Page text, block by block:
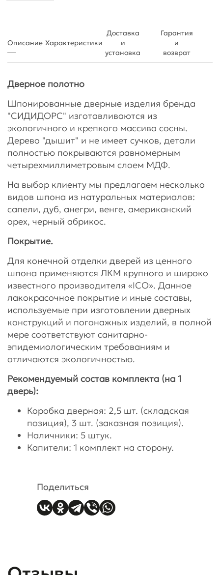
Описание Характеристики
Доставка
и
установка
Гарантия
и
возврат
Дверное полотно
Шпонированные дверные изделия бренда
"СИДИДОРС" изготавливаются из
экологичного и крепкого массива сосны.
Дерево "дышит" и не имеет сучков, детали
полностью покрываются равномерным
четырехмиллиметровым слоем МДФ.
На выбор клиенту мы предлагаем несколько
видов шпона из натуральных материалов:
сапели, дуб, анегри, венге, американский
орех, черный абрикос.
Покрытие.
Для конечной отделки дверей из ценного
шпона применяются ЛКМ крупного и широко
известного производителя «ICO». Данное
лакокрасочное покрытие и иные составы,
используемые при изготовлении дверных
конструкций и погонажных изделий, в полной
мере соответствуют санитарно-
эпидемиологическим требованиям и
отличаются экологичностью.
Рекомендуемый состав комплекта (на 1
дверь):
Коробка дверная: 2,5 шт. (складская
позиция), 3 шт. (заказная позиция).
Наличники: 5 штук.
Капители: 1 комплект на сторону.
Поделиться